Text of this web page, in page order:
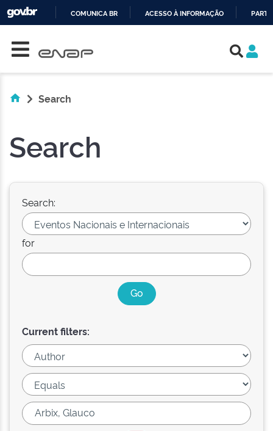
COMUNICA BR ACESSO À INFORMAÇÃO
Search
Search
Search:
for
Current filters: